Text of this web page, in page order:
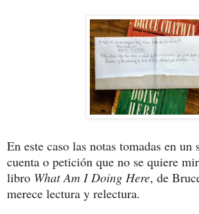
En este caso las notas tomadas en un
cuenta o petición que no se quiere
libro What Am I Doing Here, de
merece lectura y relectura.